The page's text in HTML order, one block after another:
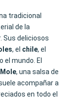
tradicional
de la
Sus deliciosos
, el chile, el
el mundo. El
Mole, una salsa de
acompañar a
en todo el